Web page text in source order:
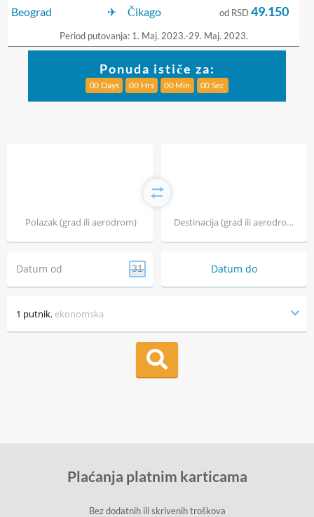
Beograd Čikago
Period putovanja: 1. Maj. 2023.-29. Maj. 2023.
od RSD49.150
Ponuda ističe za:
00 Days 00 Hrs 00 Min 00 Sec
Polazak (grad ili aerodrom) Destinacija (grad ili aerodrom)
Datum od 31 Datum do
1 putnik, ekonomska
Plaćanja platnim karticama
Bez dodatnih ili skrivenih troškova